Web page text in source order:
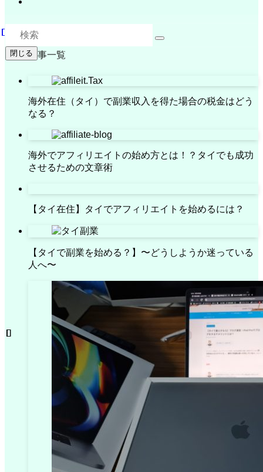
人気記事一覧
海外在住（タイ）で副業収入を得た場合の税金はどう
なる？
海外でアフィリエイトの始め方とは！？タイでも成功
させるための文章術
【タイ在住】タイでアフィリエイトを始めるには？
【タイで副業を始める？】〜どうしようか迷っている
人へ〜
閉じる